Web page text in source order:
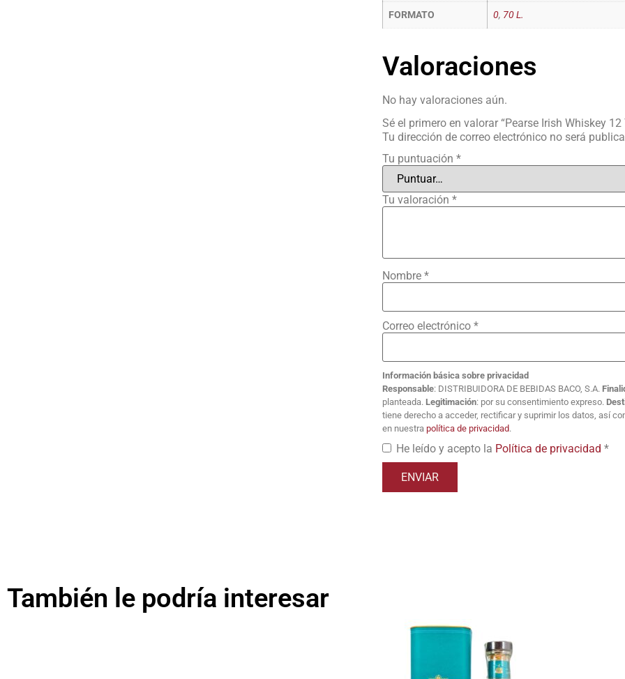
FORMATO 0, 70 L.
Valoraciones
No hay valoraciones aún.
Sé el primero en valorar “Pearse Irish Whiskey 12
Tu dirección de correo electrónico no será
Tu puntuación *
Tu valoración *
Nombre *
Correo electrónico *
Información básica sobre privacidad
Responsable: DISTRIBUIDORA DE BEBIDAS BACO, S.A.
planteada. Legitimación: por su consentimiento expreso.
tiene derecho a acceder, rectificar y suprimir los datos, así
en nuestra política de privacidad.
He leído y acepto la Política de privacidad *
También le podría interesar